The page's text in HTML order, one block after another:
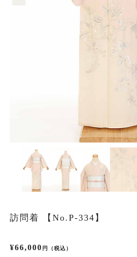
夏のイベント
ITEM
着物の種類から探す
プラン・料金
訪問着の商品一覧へ
振袖
プラン・料金
訪問着 【No.P-334】
¥66,000 円（税込）